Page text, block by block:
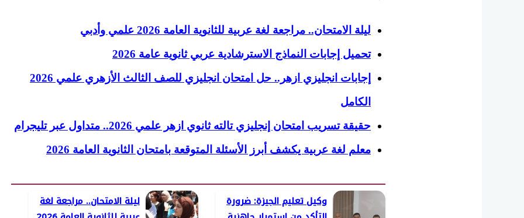
ليلة الامتحان.. مراجعة لغة عربية للثانوية العامة 2026 علمي وأدبي
تحميل إجابات النماذج الاسترشادية عربي ثانوية عامة 2026
إجابات انجليزي ازهر.. حل امتحان انجليزي للصف الثالث الأزهري علمي 2026
الكامل
حقيقة تسريب امتحان إنجليزي تالته ثانوي ازهر علمي 2026.. متداول عبر تليجرام
معلم لغة عربية يكشف أبرز الأسئلة المتوقعة بامتحان الثانوية العامة 2026
وكيل تعليم الجيزة: ضرورة
ليلة الامتحان.. مراجعة لغة